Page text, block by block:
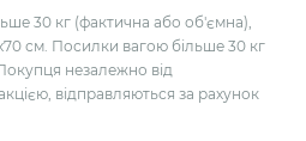
30 кг (фактична або об'ємна),
см. Посилки вагою більше 30 кг
незалежно від
відправляються за рахунок